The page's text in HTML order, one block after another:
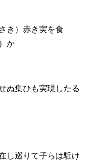
き）赤き実を食
か
ぬ集ひも実現したる
し巡りて子らは駈け